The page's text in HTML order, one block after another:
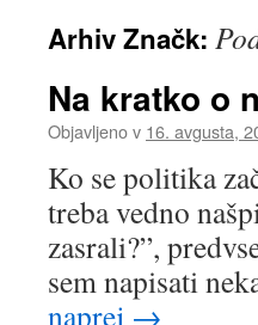
Arhiv Značk:
Na kratko o
Objavljeno v 16. avgusta,
Ko se politika
treba vedno
zasrali?”,
sem napisati
naprej →